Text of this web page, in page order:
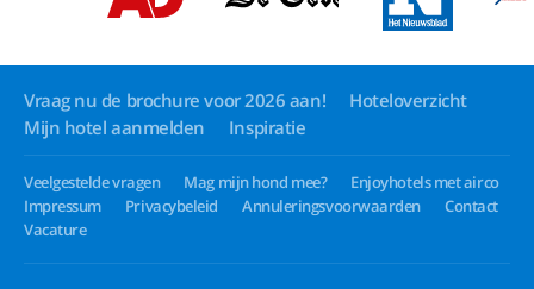
Vraag nu de brochure voor 2026 aan!
Hoteloverzicht
Mijn hotel aanmelden
Inspiratie
Veelgestelde vragen Mag mijn hond mee?
Enjoyhotels met airco
Impressum
Privacybeleid Annuleringsvoorwaarden
Contact
Vacature